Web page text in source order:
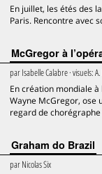
En juillet, les étés des
Paris. Rencontre avec
McGregor à
parIsabelle Calabre· visuels:
En création mondiale
Wayne McGregor, ose
regard de
Graham do Brazil
parNicolas Six